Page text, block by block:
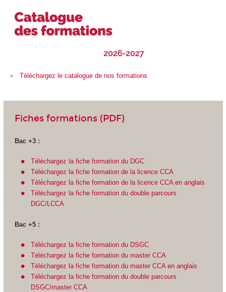
Téléchargez le catalogue de nos formations
Fiches formations (PDF)
Bac +3 :
Téléchargez la fiche formation du DGC
Téléchargez la fiche formation de la licence CCA
Téléchargez la fiche formation de la licence CCA en anglais
Téléchargez la fiche formation du double parcours
DGC/LCCA
Bac +5 :
Téléchargez la fiche formation du DSGC
Téléchargez la fiche formation du master CCA
Téléchargez la fiche formation du master CCA en anglais
Téléchargez la fiche formation du double parcours
DSGC/master CCA